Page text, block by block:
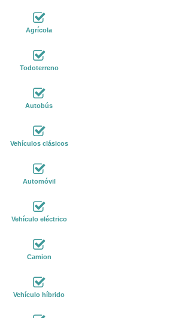
Agrícola
Todoterreno
Autobús
Vehículos clásicos
Automóvil
Vehículo eléctrico
Camion
Vehículo híbrido